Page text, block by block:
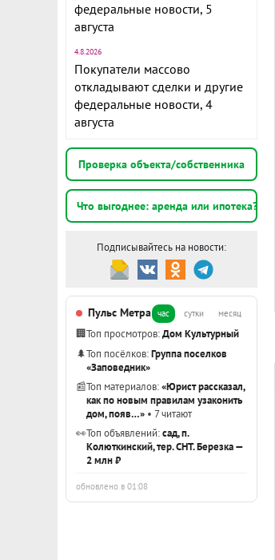
федеральные новости, 5
августа
4.8.2026
Покупатели массово
откладывают сделки и другие
федеральные новости, 4
августа
Проверка объекта/собственника
Что выгоднее: аренда или ипотека?
Подписывайтесь на новости:
Пульс Метра час сутки месяц
🏢Топ просмотров:Дом Культурный
🌲Топ посёлков:Группа поселков
«Заповедник»
📰Топ материалов:«Юрист рассказал,
как по новым правилам узаконить
дом, появ…» • 7 читают
👀Топ объявлений:сад, п.
Колюткинский, тер. СНТ. Березка —
2 млн ₽
обновлено в 01:08